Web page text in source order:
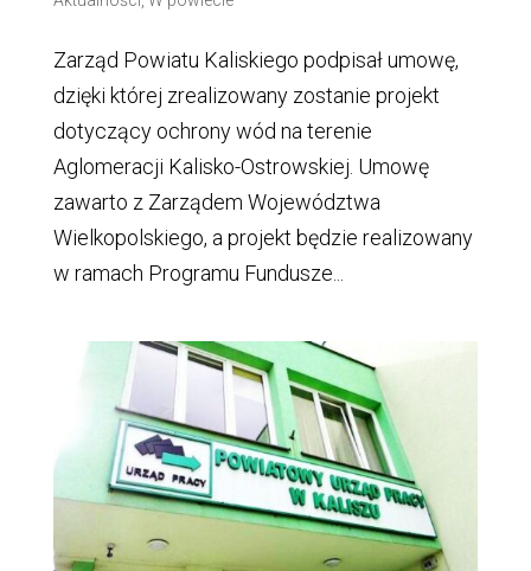
Zarząd Powiatu Kaliskiego podpisał umowę,
dzięki której zrealizowany zostanie projekt
dotyczący ochrony wód na terenie
Aglomeracji Kalisko-Ostrowskiej. Umowę
zawarto z Zarządem Województwa
Wielkopolskiego, a projekt będzie realizowany
w ramach Programu Fundusze...